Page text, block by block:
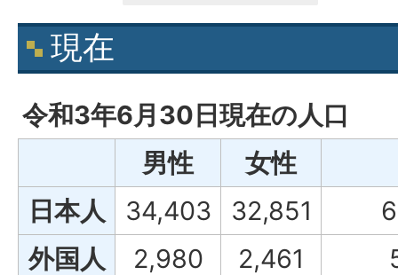
現在
令和3年6月30日現在の人口
男性
女性
日本人
34,403 32,851
外国人
2,980 2,461